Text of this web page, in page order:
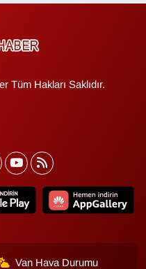
Tüm Hakları Saklıdır.
Van Hava Durumu